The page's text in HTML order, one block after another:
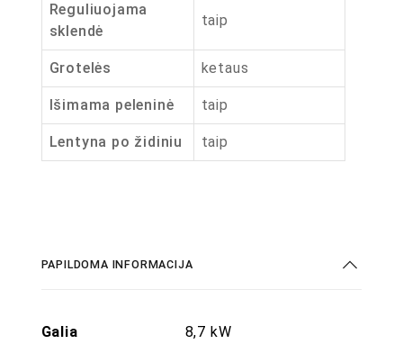
Reguliuojama
sklendė
taip
Grotelės ketaus
Išimama peleninė taip
Lentyna po židiniu taip
PAPILDOMA INFORMACIJA
Galia
8,7 kW